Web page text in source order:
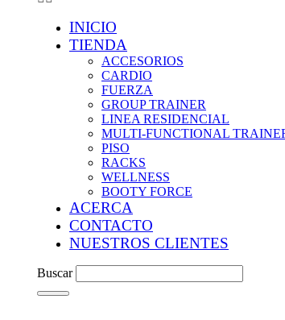
INICIO
TIENDA
ACCESORIOS
CARDIO
FUERZA
GROUP TRAINER
LINEA RESIDENCIAL
MULTI-FUNCTIONAL
PISO
RACKS
WELLNESS
BOOTY FORCE
ACERCA
CONTACTO
NUESTROS CLIENTES
Buscar